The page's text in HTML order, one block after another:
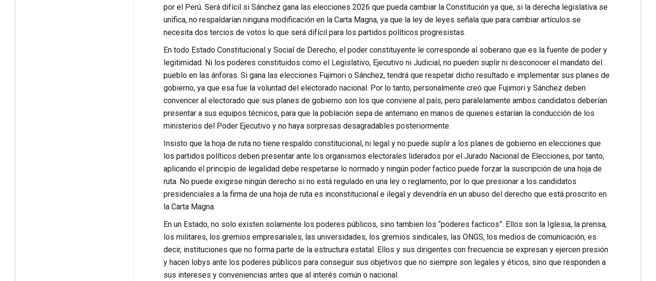
por el Perú. Será difícil si Sánchez gana las elecciones 2026 que pueda cambiar la Constitución ya que, si la derecha legislativa se
unifica, no respaldarían ninguna modificación en la Carta Magna, ya que la ley de leyes señala que para cambiar artículos se
necesita dos tercios de votos lo que será difícil para los partidos políticos progresistas.
En todo Estado Constitucional y Social de Derecho, el poder constituyente le corresponde al soberano que es la fuente de poder y
legitimidad. Ni los poderes constituidos como el Legislativo, Ejecutivo ni Judicial, no pueden suplir ni desconocer el mandato del
pueblo en las ánforas. Si gana las elecciones Fujimori o Sánchez, tendrá que respetar dicho resultado e implementar sus planes de
gobierno, ya que esa fue la voluntad del electorado nacional. Por lo tanto, personalmente creó que Fujimori y Sánchez deben
convencer al electorado que sus planes de gobierno son los que conviene al país, pero paralelamente ambos candidatos deberían
presentar a sus equipos técnicos, para que la población sepa de antemano en manos de quienes estarían la conducción de los
ministerios del Poder Ejecutivo y no haya sorpresas desagradables posteriormente.
Insisto que la hoja de ruta no tiene respaldo constitucional, ni legal y no puede suplir a los planes de gobierno en elecciones que
los partidos políticos deben presentar ante los organismos electorales liderados por el Jurado Nacional de Elecciones, por tanto,
aplicando el principio de legalidad debe respetarse lo normado y ningún poder factico puede forzar la suscripción de una hoja de
ruta. No puede exigirse ningún derecho si no está regulado en una ley o reglamento, por lo que presionar a los candidatos
presidenciales a la firma de una hoja de ruta es inconstitucional e ilegal y devendría en un abuso del derecho que está proscrito en
la Carta Magna.
En un Estado, no solo existen solamente los poderes públicos, sino tambien los “poderes facticos”. Ellos son la Iglesia, la prensa,
los militares, los gremios empresariales, las universidades, los gremios sindicales, las ONGS, los medios de comunicación, es
decir, instituciones que no forma parte de la estructura estatal. Ellos y sus dirigentes con frecuencia se expresan y ejercen presión
y hacen lobys ante los poderes públicos para conseguir sus objetivos que no siempre son legales y éticos, sino que responden a
sus intereses y conveniencias antes que al interés común o nacional.